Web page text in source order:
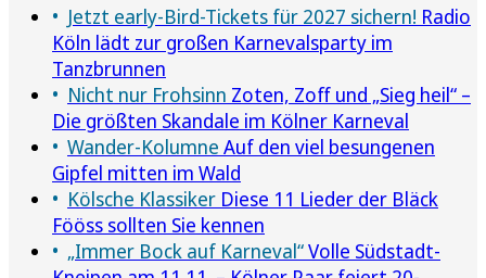
Jetzt early-Bird-Tickets für 2027 sichern! Radio
Köln lädt zur großen Karnevalsparty im
Tanzbrunnen
Nicht nur Frohsinn Zoten, Zoff und „Sieg heil“ –
Die größten Skandale im Kölner Karneval
Wander-Kolumne Auf den viel besungenen
Gipfel mitten im Wald
Kölsche Klassiker Diese 11 Lieder der Bläck
Fööss sollten Sie kennen
„Immer Bock auf Karneval“Volle Südstadt-